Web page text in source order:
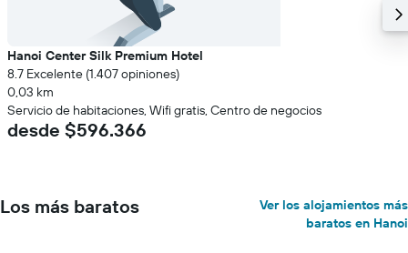
Hanoi Center Silk Premium Hotel
8.7 Excelente (1.407 opiniones)
0,03 km
Servicio de habitaciones, Wifi gratis, Centro de negocios
desde $596.366
Los más baratos
Ver los alojamientos más
baratos en Hanoi